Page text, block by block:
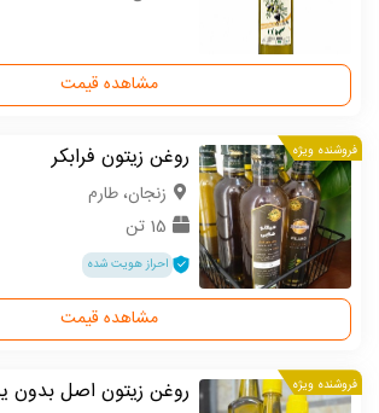
مشاهده قیمت
فروشنده ویژه روغن زیتون فرابکر
زنجان، طارم
15 تن
احراز هویت شده
مشاهده قیمت
فروشنده ویژه روغن زیتون اصل بدون